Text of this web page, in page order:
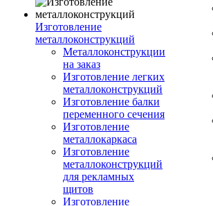
Изготовление
металлоконструкций
Металлоконструкции
на заказ
Изготовление легких
металлоконструкций
Изготовление балки
переменного сечения
Изготовление
металлокаркаса
Изготовление
металлоконструкций
для рекламных
щитов
Изготовление